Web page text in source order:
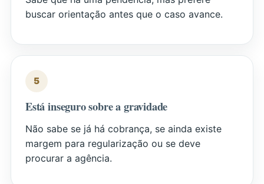
buscar orientação antes que o caso avance.
5
Está inseguro sobre a gravidade
Não sabe se já há cobrança, se ainda existe
margem para regularização ou se deve
procurar a agência.